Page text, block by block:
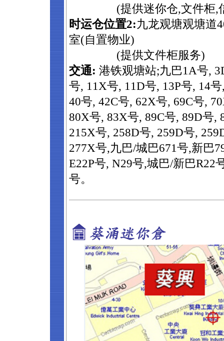
(提供迷你仓,文件柜,
时运仓位置2:九龙观塘观塘道
室(自置物业)
(提供文件柜服务)
交通: 港铁观塘站;九巴1A号,
号, 11X号, 11D号, 13P号, 14
40号, 42C号, 62X号, 69C号,
80X号, 83X号, 89C号, 89D号,
215X号, 258D号, 259D号,
277X号,九巴/城巴671号,新巴
E22P号, N29号,城巴/新巴R22
号。